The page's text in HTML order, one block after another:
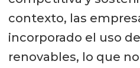
contexto, las
incorporado el uso
renovables, lo que